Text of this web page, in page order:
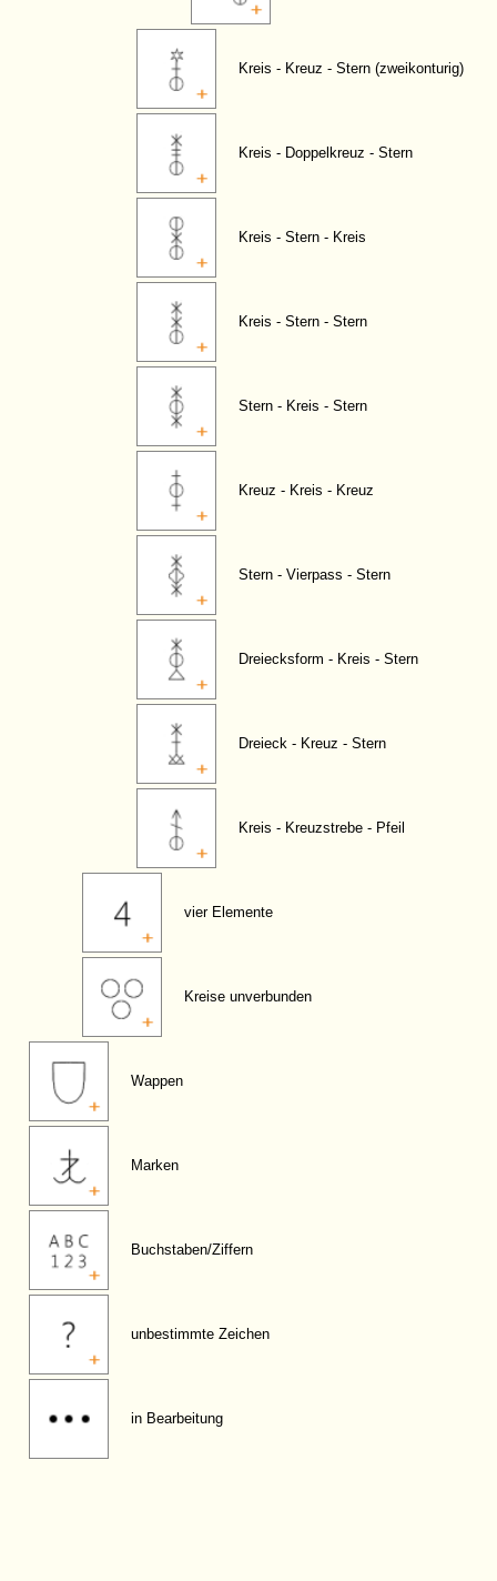
Kreis - Kreuz - Stern (zweikonturig)
Kreis - Doppelkreuz - Stern
Kreis - Stern - Kreis
Kreis - Stern - Stern
Stern - Kreis - Stern
Kreuz - Kreis - Kreuz
Stern - Vierpass - Stern
Dreiecksform - Kreis - Stern
Dreieck - Kreuz - Stern
Kreis - Kreuzstrebe - Pfeil
vier Elemente
Kreise unverbunden
Wappen
Marken
Buchstaben/Ziffern
unbestimmte Zeichen
in Bearbeitung